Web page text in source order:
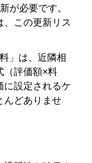
が必要です。
、この更新リス
」は、近隣相
（評価額×料
に設定されるケ
んどありませ